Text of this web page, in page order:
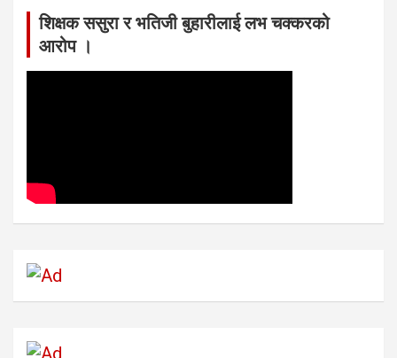
शिक्षक ससुरा र भतिजी बुहारीलाई लभ चक्करको
आरोप ।